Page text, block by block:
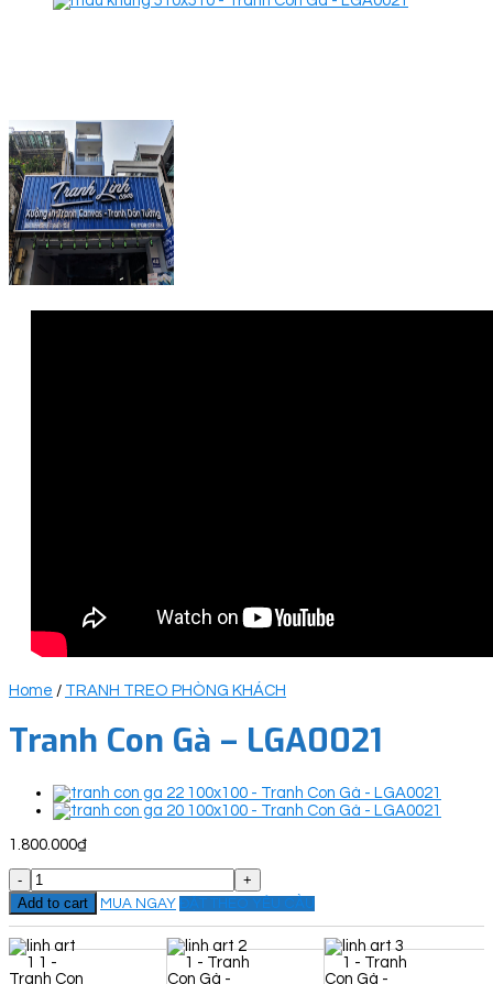
Home / TRANH TREO PHÒNG KHÁCH
Tranh Con Gà – LGA0021
1.800.000₫
Tranh
Con
Gà
-
LGA0021
quantity
Add to cart MUA NGAY ĐẶT THEO YÊU CẦU